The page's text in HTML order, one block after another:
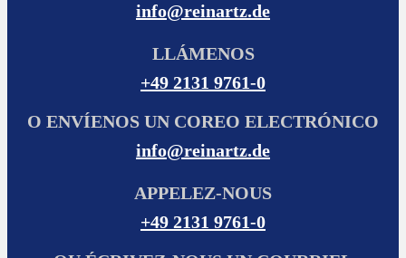
info@reinartz.de
LLÁMENOS
+49 2131 9761-0
O ENVÍENOS UN COREO ELECTRÓNICO
info@reinartz.de
APPELEZ-NOUS
+49 2131 9761-0